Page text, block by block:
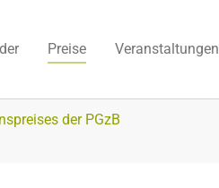
Preise Veranstaltungen
der PGzB